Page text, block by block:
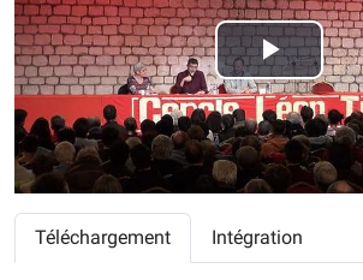
Play
Video
Téléchargement Intégration